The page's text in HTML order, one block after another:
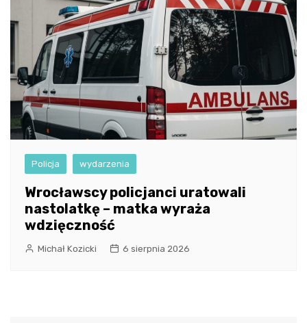
Policja wydarzenia
Wrocławscy policjanci uratowali
nastolatkę – matka wyraża
wdzięczność
Michał Kozicki 6 sierpnia 2026